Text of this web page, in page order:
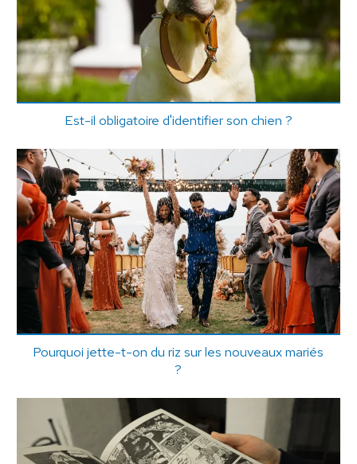
Est-il obligatoire d'identifier son chien ?
Pourquoi jette-t-on du riz sur les nouveaux mariés
?